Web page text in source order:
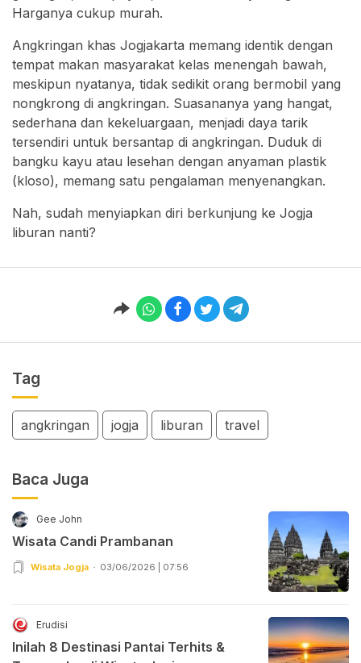
Harganya cukup murah.
Angkringan khas Jogjakarta memang identik dengan
tempat makan masyarakat kelas menengah bawah,
meskipun nyatanya, tidak sedikit orang bermobil yang
nongkrong di angkringan. Suasananya yang hangat,
sederhana dan kekeluargaan, menjadi daya tarik
tersendiri untuk bersantap di angkringan. Duduk di
bangku kayu atau lesehan dengan anyaman plastik
(kloso), memang satu pengalaman menyenangkan.
Nah, sudah menyiapkan diri berkunjung ke Jogja
liburan nanti?
Tag
angkringan jogja liburan travel
Baca Juga
Gee John
Wisata Candi Prambanan
Wisata Jogja 03/06/2026 | 07:56
Erudisi
Inilah 8 Destinasi Pantai Terhits &